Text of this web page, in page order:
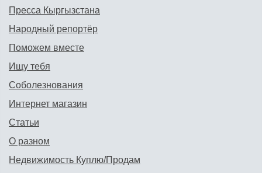
Пресса Кыргызстана
Народный репортёр
Поможем вместе
Ищу тебя
Соболезнования
Интернет магазин
Статьи
О разном
Недвижимость Куплю/Продам